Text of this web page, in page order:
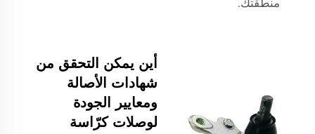
أين يمكن التحقق من
شهادات الأصالة
ومعايير الجودة
لوصلات كرّاسة